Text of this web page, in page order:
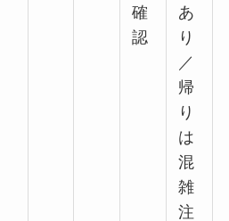
確
認
あ
り
／
帰
り
は
混
雑
注